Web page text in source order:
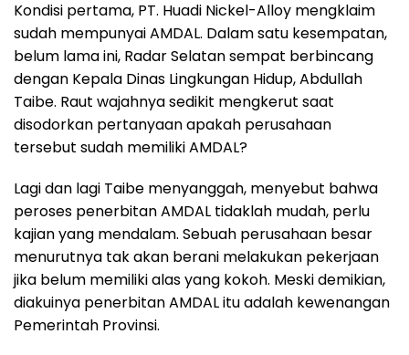
Kondisi pertama, PT. Huadi Nickel-Alloy mengklaim
sudah mempunyai AMDAL. Dalam satu kesempatan,
belum lama ini, Radar Selatan sempat berbincang
dengan Kepala Dinas Lingkungan Hidup, Abdullah
Taibe. Raut wajahnya sedikit mengkerut saat
disodorkan pertanyaan apakah perusahaan
tersebut sudah memiliki AMDAL?
Lagi dan lagi Taibe menyanggah, menyebut bahwa
peroses penerbitan AMDAL tidaklah mudah, perlu
kajian yang mendalam. Sebuah perusahaan besar
menurutnya tak akan berani melakukan pekerjaan
jika belum memiliki alas yang kokoh. Meski demikian,
diakuinya penerbitan AMDAL itu adalah kewenangan
Pemerintah Provinsi.